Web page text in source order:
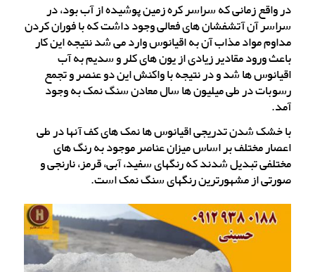
در واقع زمانی که سراسر کره زمین پوشیده از آب بود، در
سراسر آن آتشفشان های فعالی وجود داشت که با فوران کردن
مداوم مواد مذاب آن به اقیانوس وارد می شد نتیجه این کار
باعث ورود مقادیر زیادی از یون های کلر و سدیم به آب
اقیانوس ها شد و در نتیجه با واکنش این دو عنصر و تجمع
رسوبات در طی میلیون ها سال معادن سنگ نمک به وجود
آمد.
با خشک شدن تدریجی اقیانوس ها نمک های کف آنها در طی
اعصار مختلف بر اساس میزان عناصر موجود به رنگ های
مختلفی تبدیل شدند که رنگهای سفید، آبی، قرمز، نارنجی و
صورتی از مشهورترین رنگهای سنگ نمک است.